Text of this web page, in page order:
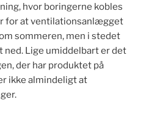
hvor boringerne kobles
for at ventilationsanlægget
sommeren, men i stedet
ned. Lige umiddelbart er det
der har produktet på
ikke almindeligt at